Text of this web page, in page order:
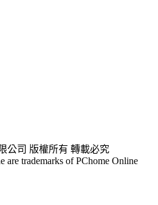
公司 版權所有 轉載必究
are trademarks of PChome Online